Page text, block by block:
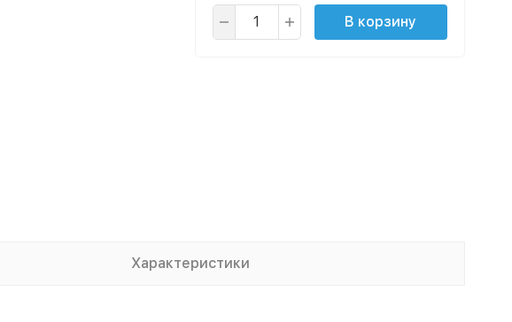
В корзину
Характеристики